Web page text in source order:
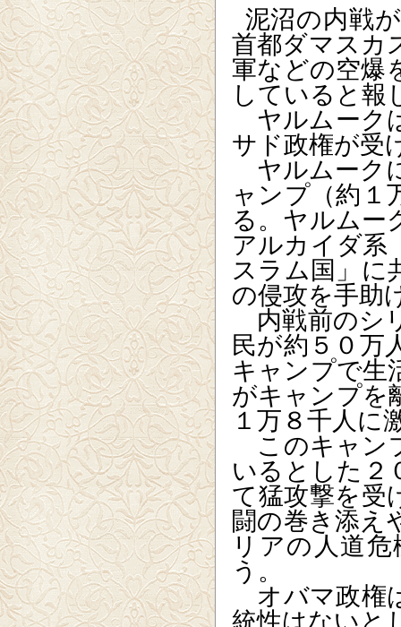
泥沼の内戦
首都ダマスカ
軍などの空爆
していると報
ヤルムーク
サド政権が受
ヤルムーク
ャンプ（約１
る。ヤルムー
アルカイダ系
スラム国」に
の侵攻を手助
内戦前のシ
民が約５０万
キャンプで生
がキャンプを
１万８千人に
このキャン
いるとした２
て猛攻撃を受
闘の巻き添え
リアの人道
う。
オバマ政権
統性はないと